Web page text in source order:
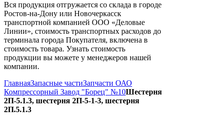
Вся продукция отгружается со склада в городе
Ростов-на-Дону или Новочеркасск
транспортной компанией ООО «Деловые
Линии», стоимость транспортных расходов до
терминала города Покупателя, включена в
стоимость товара. Узнать стоимость
продукции вы можете у менеджеров нашей
компании.
ГлавнаяЗапасные частиЗапчасти ОАО
Компрессорный Завод "Борец" №10Шестерня
2П-5.1.3, шестерня 2П-5-1-3, шестерня
2П.5.1.3